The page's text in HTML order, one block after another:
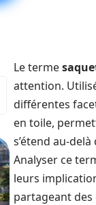
Le terme
attention.
différentes
en toile,
s’étend au-
Analyser ce
leurs
partageant